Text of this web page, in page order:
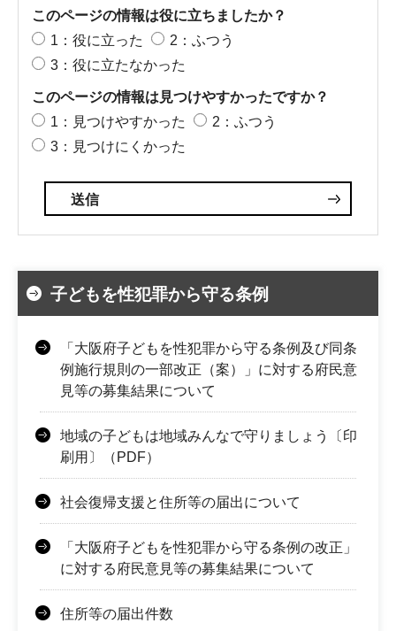
このページの情報は役に立ちましたか？
1：役に立った
2：ふつう
3：役に立たなかった
このページの情報は見つけやすかったですか？
1：見つけやすかった
2：ふつう
3：見つけにくかった
子どもを性犯罪から守る条例
「大阪府子どもを性犯罪から守る条例及び同条
例施行規則の一部改正（案）」に対する府民意
見等の募集結果について
地域の子どもは地域みんなで守りましょう〔印
刷用〕（PDF）
社会復帰支援と住所等の届出について
「大阪府子どもを性犯罪から守る条例の改正」
に対する府民意見等の募集結果について
住所等の届出件数